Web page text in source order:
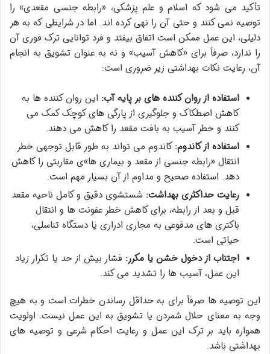
تأکید می شود که اسلام و علم پزشکی، «رابطه جنسی مقعدی» را
توصیه نمی کنند و حتی آن را نهی کرده اند. اما در شرایطی که به هر
دلیلی، این عمل ممکن است اتفاق بیفتد و فرد توانایی ترک فوری آن
را ندارد، صرفاً برای «کاهش آسیب» و نه به عنوان تشویق به انجام
آن، رعایت نکات بهداشتی زیر ضروری است:
استفاده از روان کننده های بر پایه آب: این روان کننده ها به
کاهش اصطکاک و جلوگیری از پارگی های کوچک کمک می
کنند و خطر آسیب به بافت مقعد را کاهش می دهند.
استفاده از کاندوم:کاندوم می تواند به طور قابل توجهی خطر
انتقال «رابطه جنسی از مقعد و بیماری ها»ی مقاربتی را کاهش
دهد. استفاده صحیح و مداوم از آن بسیار مهم است.
رعایت حداکثری بهداشت: شستشوی دقیق و کامل ناحیه مقعد
قبل و بعد از رابطه، برای کاهش خطر عفونت ها و انتقال
باکتری های مدفوعی به مجاری ادراری یا دستگاه تناسلی،
حیاتی است.
اجتناب از دخول خشن یا مکرر: فشار بیش از حد یا تکرار زیاد
این عمل، آسیب ها را تشدید می کند.
این توصیه ها صرفاً برای به حداقل رساندن خطرات است و به هیچ
وجه به معنای حلال شمردن یا تشویق به این عمل نیست. اولویت
همواره باید بر ترک این عمل و رعایت احکام شرعی و توصیه های
بهداشتی باشد.